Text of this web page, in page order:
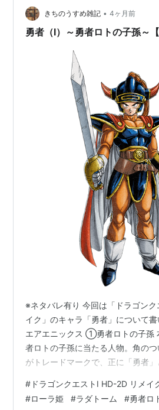
いれば宿屋はいらない。
1・2では、ラダトームの町に呪い
がいる。1では呪われていると城
の老人に呪いを解いてもらわなけ
* リスト::ドラクエの城・街・村
きちのうすめ雑記 • 4ヶ月前
勇者（Ⅰ）～勇者ロトの子孫～
※ネタバレ有り 今回は「ドラゴン
イク」のキャラ「勇者」について
エアエニックス ①勇者ロトの子孫
者ロトの子孫に当たる人物。角の
がトレードマークで、正に「勇者
孫」を自称する正体不明の冒険者と
人々からは最初は半信半疑で見られ
# ドラゴンクエストI HD-2D リメイ
#ローラ姫 #ラダトーム #勇者ロ